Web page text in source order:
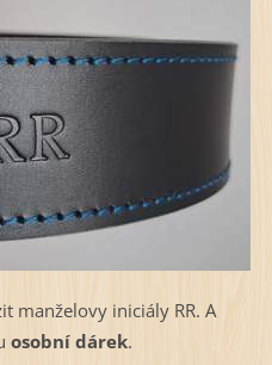
manželovy iniciály RR. A
osobní dárek.